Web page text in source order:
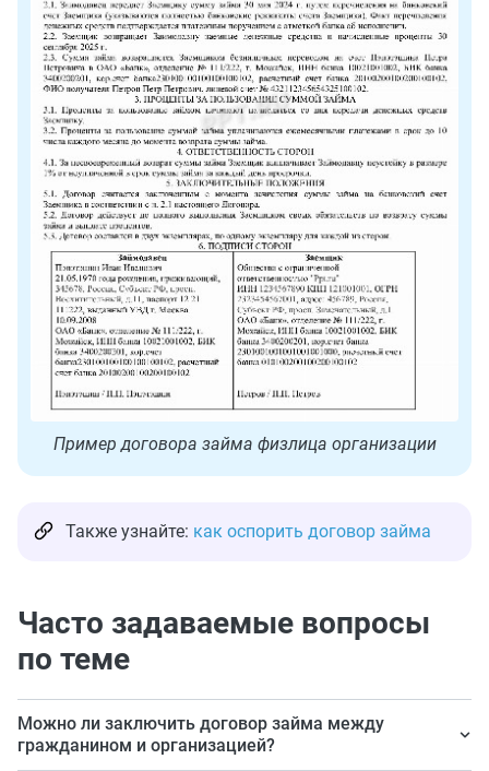
Пример договора займа физлица организации
Также узнайте: как оспорить договор займа
Часто задаваемые вопросы
по теме
Можно ли заключить договор займа между
гражданином и организацией?